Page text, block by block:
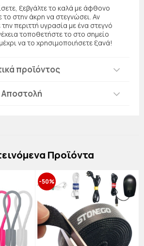
ξεβγάλτε το καλά με άφθονο
το στην άκρη να στεγνώσει. Αν
περιττή υγρασία με ένα στεγνό
τοποθετήστε το στο σημείο
να το χρησιμοποιήσετε ξανά!
προϊόντος
Αποστολή
Προϊόντα
-50%